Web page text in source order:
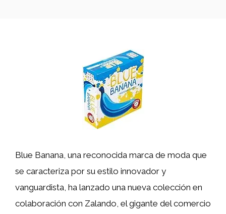
Blue Banana, una reconocida marca de moda que
se caracteriza por su estilo innovador y
vanguardista, ha lanzado una nueva colección en
colaboración con Zalando, el gigante del comercio